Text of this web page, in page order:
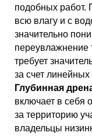
подобных работ.
всю влагу и с
значительно
переувлажнение
требует
за счет
Глубинная
включает в себя
за территорию
владельцы